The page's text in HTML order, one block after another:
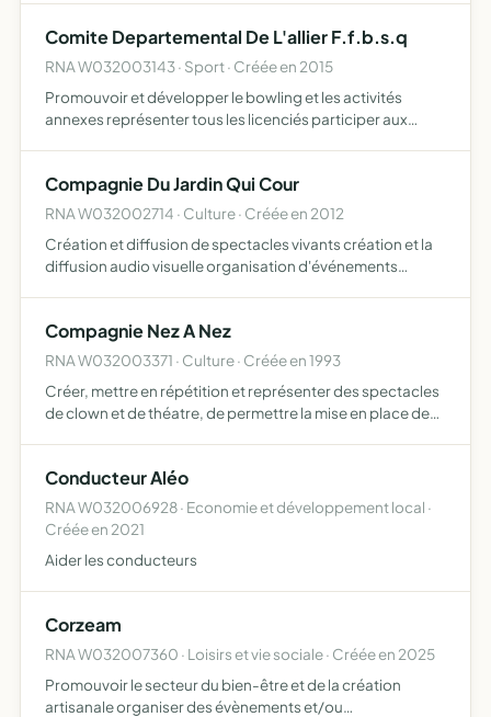
Comite Departemental De L'allier F.f.b.s.q
RNA W032003143 · Sport · Créée en 2015
Promouvoir et développer le bowling et les activités
annexes représenter tous les licenciés participer aux
Compagnie Du Jardin Qui Cour
RNA W032002714 · Culture · Créée en 2012
Création et diffusion de spectacles vivants création et la
diffusion audio visuelle organisation d'événements
Compagnie Nez A Nez
RNA W032003371 · Culture · Créée en 1993
Créer, mettre en répétition et représenter des spectacles
de clown et de théatre, de permettre la mise en place de
Conducteur Aléo
RNA W032006928 · Economie et développement local ·
Créée en 2021
Aider les conducteurs
Corzeam
RNA W032007360 · Loisirs et vie sociale · Créée en 2025
Promouvoir le secteur du bien-être et de la création
artisanale organiser des évènements et/ou